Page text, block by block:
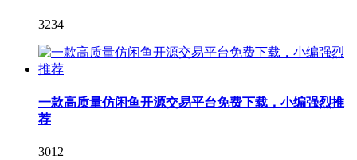
3234
一款高质量仿闲鱼开源交易平台免费下载，小编强烈推
荐
3012